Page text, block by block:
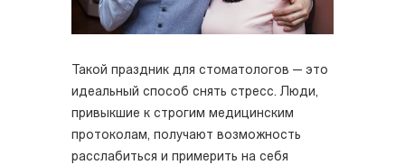
Такой праздник для стоматологов — это
идеальный способ снять стресс. Люди,
привыкшие к строгим медицинским
протоколам, получают возможность
расслабиться и примерить на себя